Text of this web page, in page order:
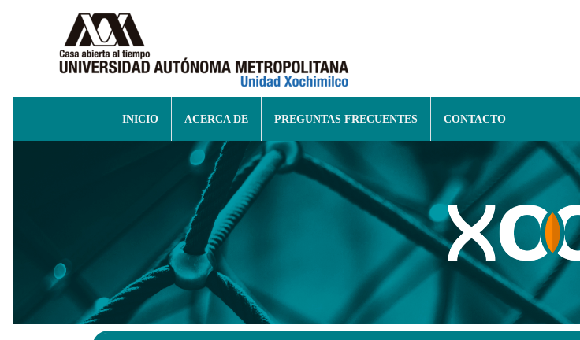
INICIO ACERCA DE PREGUNTAS FRECUENTES CONTACTO